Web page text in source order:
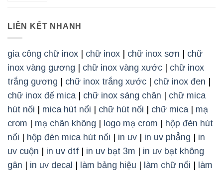
LIÊN KẾT NHANH
gia công chữ inox chữ inox chữ inox sơn
chữ
inox vàng gương
chữ inox vàng xước
chữ inox
trắng gương
chữ inox trắng xước chữ inox đen
chữ inox đế mica| chữ inox sáng chân
chữ mica
hút nổi
mica hút nổi chữ hút nổi chữ mica| mạ
crom
mạ chân không logo mạ crom
hộp đèn hút
nổi
hộp đèn mica hút nổi in uv in uv phẳng
in
uv cuộn
in uv dtf in uv bạt 3m
in uv bạt không
gân
in uv decal làm bảng hiệu làm chữ nổi
làm